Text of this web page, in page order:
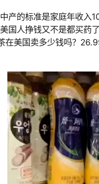
产的标准是家庭年收入
国人挣钱又不是都买药
美国卖多少钱吗？